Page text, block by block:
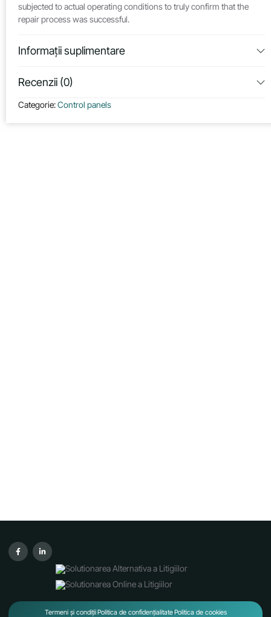
subjected to actual operating conditions to truly confirm that the
repair process was successful.
Informații suplimentare
Recenzii (0)
Categorie:Control panels
Termeni și condițiiPolitica de confidențialitatePolitica de cookies